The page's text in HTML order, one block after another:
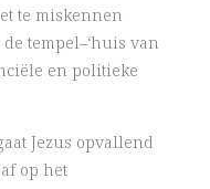
te miskennen
tempel–‘huis van
en politieke
Jezus opvallend
op het